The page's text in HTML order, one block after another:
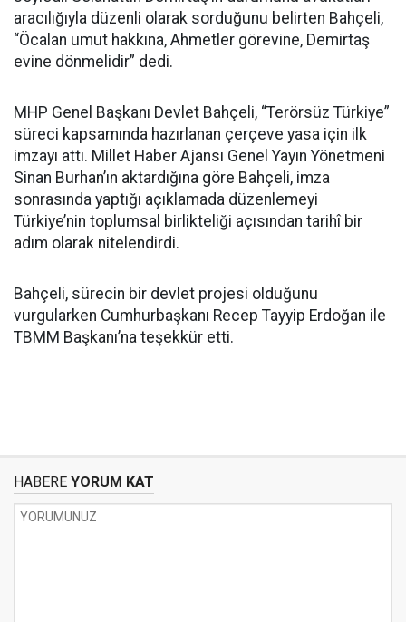
aracılığıyla düzenli olarak sorduğunu belirten Bahçeli,
“Öcalan umut hakkına, Ahmetler görevine, Demirtaş
evine dönmelidir” dedi.
MHP Genel Başkanı Devlet Bahçeli, “Terörsüz Türkiye”
süreci kapsamında hazırlanan çerçeve yasa için ilk
imzayı attı. Millet Haber Ajansı Genel Yayın Yönetmeni
Sinan Burhan’ın aktardığına göre Bahçeli, imza
sonrasında yaptığı açıklamada düzenlemeyi
Türkiye’nin toplumsal birlikteliği açısından tarihî bir
adım olarak nitelendirdi.
Bahçeli, sürecin bir devlet projesi olduğunu
vurgularken Cumhurbaşkanı Recep Tayyip Erdoğan ile
TBMM Başkanı’na teşekkür etti.
HABERE YORUM KAT